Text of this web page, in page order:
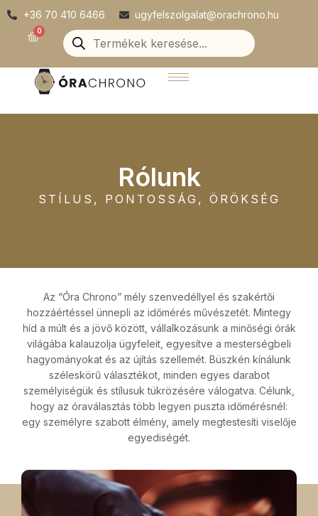
content
+36 70 410 6466 ugyfelszolgalat@orachrono.hu
0Kosársearch
Rólunk
STÍLUS, PONTOSSÁG, ÖRÖKSÉG
Az “Óra Chrono” mély szenvedéllyel és szakértői
hozzáértéssel ünnepli az időmérés művészetét. Mintegy
híd a múlt és a jövő között, vállalkozásunk a minőségi órák
világába kalauzolja ügyfeleit, egyesítve a mesterségbeli
hagyományokat és az újítás szellemét. Büszkén kínálunk
széleskörű választékot, minden egyes darabot
személyiségük és stílusuk tükrözésére válogatva. Célunk,
hogy az óraválasztás több legyen puszta időmérésnél:
egy személyre szabott élmény, amely megtestesíti viselője
egyediségét.